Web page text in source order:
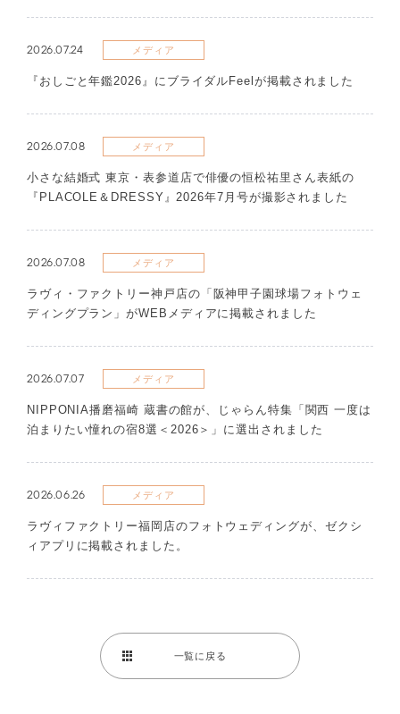
2026.07.24 メディア
『おしごと年鑑2026』にブライダルFeelが掲載されました
2026.07.08 メディア
​小さな結婚式 東京・表参道店で俳優の恒松祐里さん表紙の
『PLACOLE＆DRESSY』2026年7月号が撮影されました
2026.07.08 メディア
ラヴィ・ファクトリー神戸店の「阪神甲子園球場フォトウェ
ディングプラン」がWEBメディアに掲載されました
2026.07.07 メディア
NIPPONIA播磨福崎 蔵書の館が、じゃらん特集「関西 一度は
泊まりたい憧れの宿8選＜2026＞」に選出されました
2026.06.26 メディア
ラヴィファクトリー福岡店のフォトウェディングが、ゼクシ
ィアプリに掲載されました。
一覧に戻る